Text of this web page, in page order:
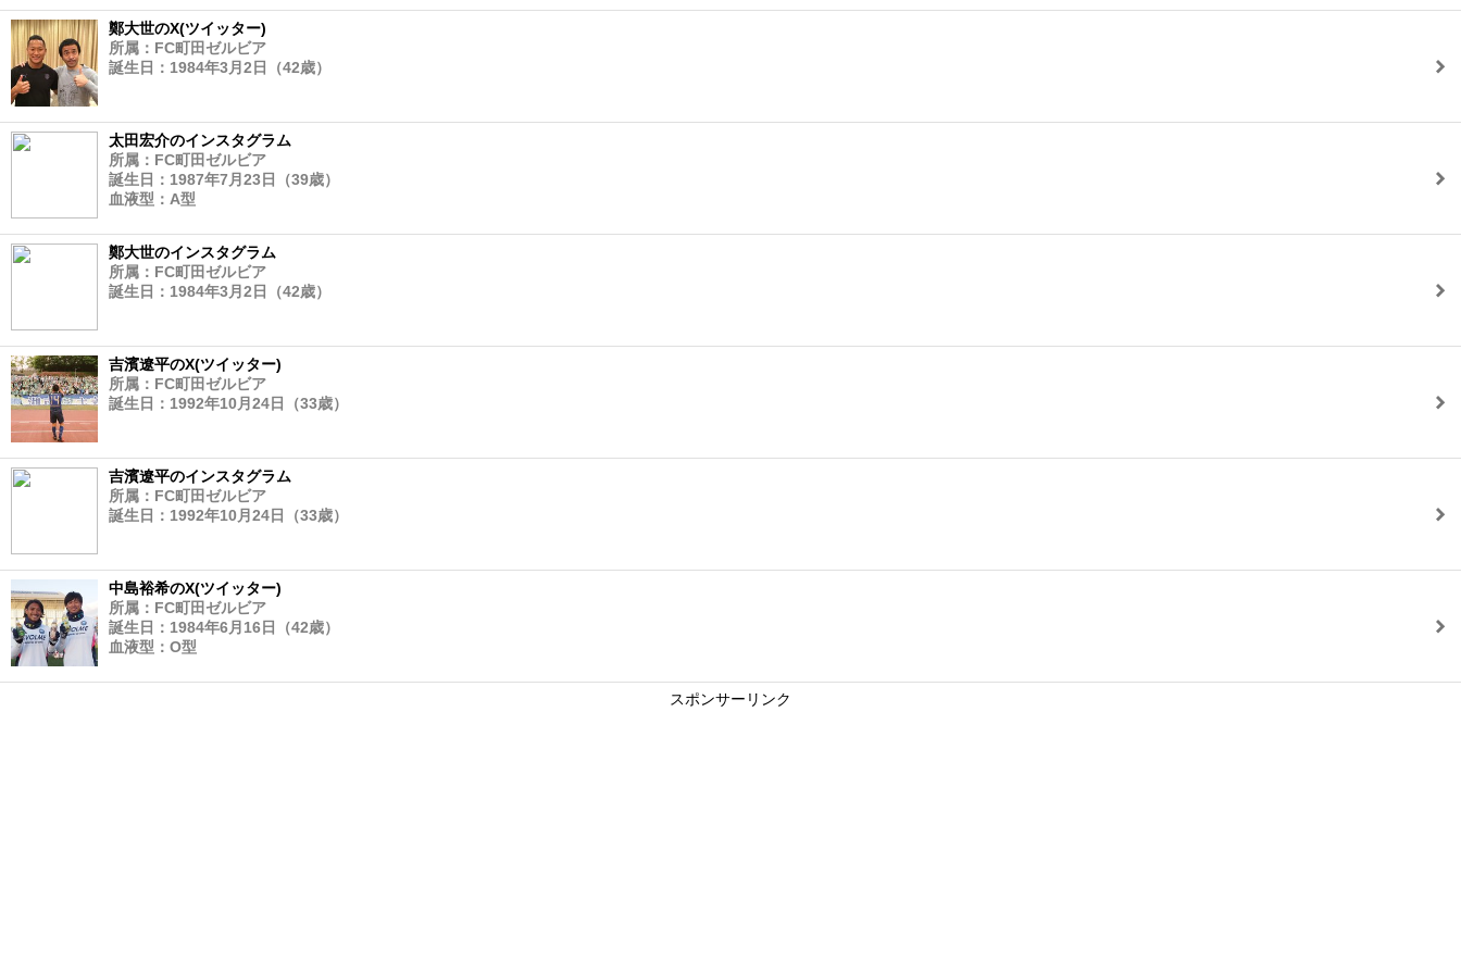
鄭大世のX(ツイッター)
所属：FC町田ゼルビア
誕生日：1984年3月2日（42歳）
太田宏介のインスタグラム
所属：FC町田ゼルビア
誕生日：1987年7月23日（39歳）
血液型：A型
鄭大世のインスタグラム
所属：FC町田ゼルビア
誕生日：1984年3月2日（42歳）
吉濱遼平のX(ツイッター)
所属：FC町田ゼルビア
誕生日：1992年10月24日（33歳）
吉濱遼平のインスタグラム
所属：FC町田ゼルビア
誕生日：1992年10月24日（33歳）
中島裕希のX(ツイッター)
所属：FC町田ゼルビア
誕生日：1984年6月16日（42歳）
血液型：O型
スポンサーリンク